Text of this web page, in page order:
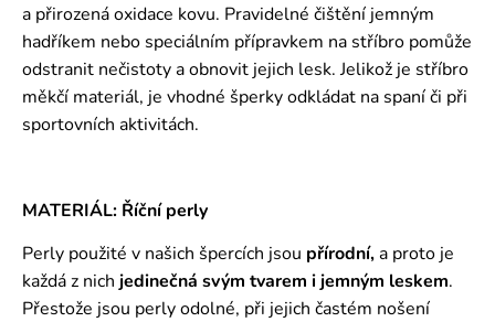
a přirozená oxidace kovu. Pravidelné čištění jemným
hadříkem nebo speciálním přípravkem na stříbro pomůže
odstranit nečistoty a obnovit jejich lesk. Jelikož je stříbro
měkčí materiál, je vhodné šperky odkládat na spaní či při
sportovních aktivitách.
MATERIÁL: Říční perly
Perly použité v našich špercích jsou přírodní,a proto je
každá z nich jedinečná svým tvarem i jemným leskem.
Přestože jsou perly odolné, při jejich častém nošení